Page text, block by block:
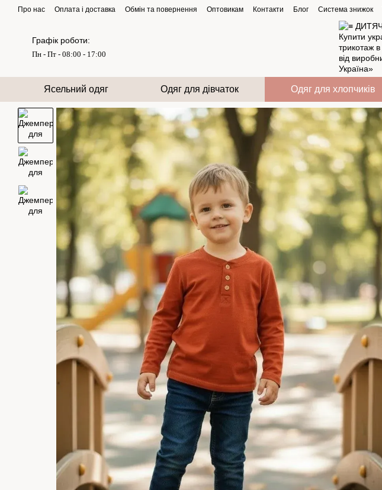
Перейти до основного контенту
Про нас Оплата і доставка Обмін та повернення Оптовикам Контакти Блог Система знижок
Графік роботи:
Пн - Пт - 08:00 - 17:00
Ясельний одяг Одяг для дівчаток Одяг для хлопчиків